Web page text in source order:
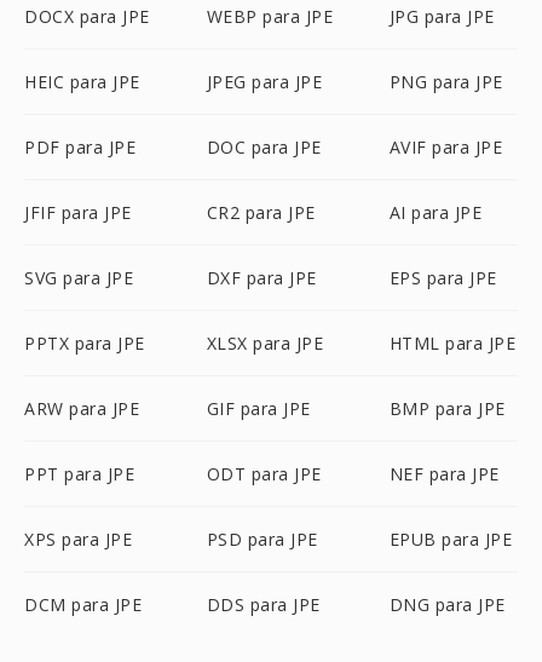
DOCX para JPE WEBP para JPE JPG para JPE
HEIC para JPE JPEG para JPE PNG para JPE
PDF para JPE DOC para JPE AVIF para JPE
JFIF para JPE CR2 para JPE AI para JPE
SVG para JPE DXF para JPE EPS para JPE
PPTX para JPE XLSX para JPE HTML para JPE
ARW para JPE GIF para JPE BMP para JPE
PPT para JPE ODT para JPE NEF para JPE
XPS para JPE PSD para JPE EPUB para JPE
DCM para JPE DDS para JPE DNG para JPE